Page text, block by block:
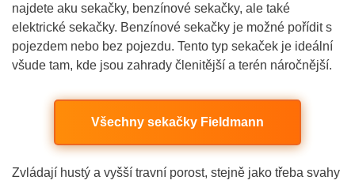
najdete aku sekačky, benzínové sekačky, ale také
elektrické sekačky. Benzínové sekačky je možné pořídit s
pojezdem nebo bez pojezdu. Tento typ sekaček je ideální
všude tam, kde jsou zahrady členitější a terén náročnější.
Všechny sekačky Fieldmann
Zvládají hustý a vyšší travní porost, stejně jako třeba svahy